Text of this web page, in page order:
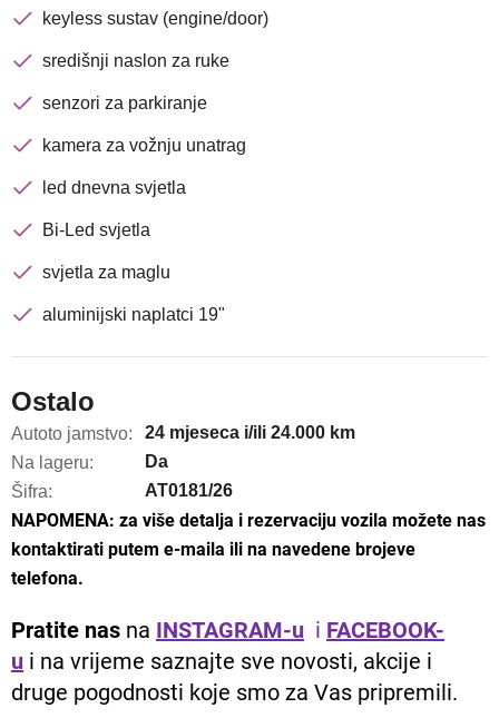
keyless sustav (engine/door)
središnji naslon za ruke
senzori za parkiranje
kamera za vožnju unatrag
led dnevna svjetla
Bi-Led svjetla
svjetla za maglu
aluminijski naplatci 19"
Ostalo
Autoto jamstvo:
24 mjeseca i/ili 24.000 km
Na lageru:
Da
Šifra:
AT0181/26
NAPOMENA: za više detalja i rezervaciju vozila možete nas
kontaktirati putem e-maila ili na navedene brojeve
telefona.
Pratite nas na INSTAGRAM-u i FACEBOOK-
u i na vrijeme saznajte sve novosti, akcije i
druge pogodnosti koje smo za Vas pripremili.